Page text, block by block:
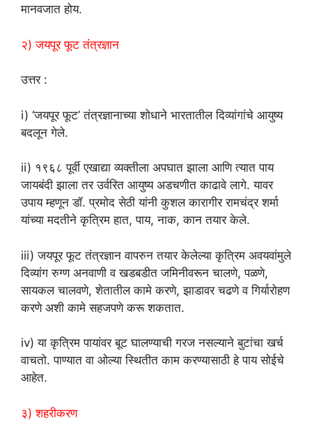
मानवजात होय.
२) जयपूर फूट तंत्रज्ञान
उत्तर :
i) ‘जयपूर फूट’ तंत्रज्ञानाच्या शोधाने भारतातील दिव्यांगांचे आयुष्य
बदलून गेले.
ii) १९६८ पूर्वी एखाद्या व्यक्तीला अपघात झाला आणि त्यात पाय
जायबंदी झाला तर उर्वरित आयुष्य अडचणीत काढावे लागे. यावर
उपाय म्हणून डॉ. प्रमोद सेठी यांनी कुशल कारागीर रामचंद्र शर्मा
यांच्या मदतीने कृत्रिम हात, पाय, नाक, कान तयार केले.
iii) जयपूर फूट तंत्रज्ञान वापरुन तयार केलेल्या कृत्रिम अवयवांमुले
दिव्यांग रुग्ण अनवाणी व खडबडीत जमिनीवरून चालणे, पळणे,
सायकल चालवणे, शेतातील कामे करणे, झाडावर चढणे व गिर्यारोहण
करणे अशी कामे सहजपणे करू शकतात.
iv) या कृत्रिम पायांवर बूट घालण्याची गरज नसल्याने बुटांचा खर्च
वाचतो. पाण्यात वा ओल्या स्थितीत काम करण्यासाठी हे पाय सोईचे
आहेत.
३) शहरीकरण